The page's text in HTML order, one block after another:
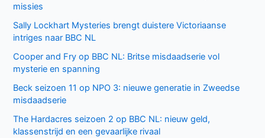
missies
Sally Lockhart Mysteries brengt duistere Victoriaanse
intriges naar BBC NL
Cooper and Fry op BBC NL: Britse misdaadserie vol
mysterie en spanning
Beck seizoen 11 op NPO 3: nieuwe generatie in Zweedse
misdaadserie
The Hardacres seizoen 2 op BBC NL: nieuw geld,
klassenstrijd en een gevaarlijke rivaal